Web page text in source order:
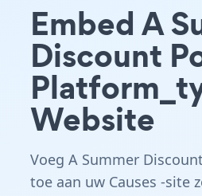
Embed A
Discount
Website
Voeg A Summer
toe aan uw Causes -site